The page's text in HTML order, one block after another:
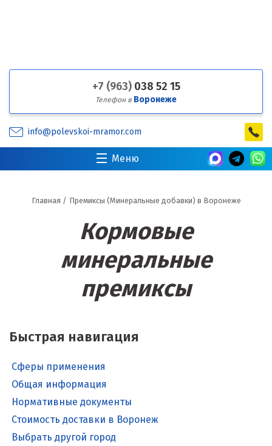
+7 (963) 038 52 15
Телефон в Воронеже
info@polevskoi-mramor.com
Меню
Главная / Премиксы (Минеральные добавки) в Воронеже
Кормовые
минеральные
премиксы
Быстрая навигация
Сферы применения
Общая информация
Нормативные документы
Стоимость доставки в Воронеж
Выбрать другой город